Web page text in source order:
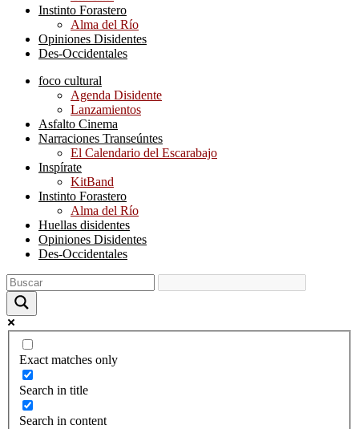
Instinto Forastero
Alma del Río
Opiniones Disidentes
Des-Occidentales
foco cultural
Agenda Disidente
Lanzamientos
Asfalto Cinema
Narraciones Transeúntes
El Calendario del Escarabajo
Inspírate
KitBand
Instinto Forastero
Alma del Río
Huellas disidentes
Opiniones Disidentes
Des-Occidentales
Exact matches only
Search in title
Search in content